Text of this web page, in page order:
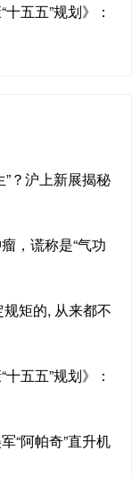
五五”规划》：
？沪上新展揭秘
，谎称是“气功
矩的, 从来都不
五五”规划》：
“阿帕奇”直升机